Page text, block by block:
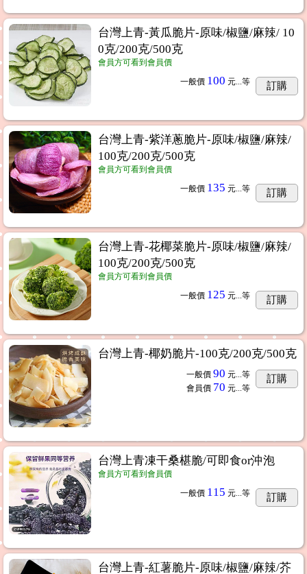
台灣上青-黃瓜脆片-原味/椒鹽/麻辣/ 10
0克/200克/500克
會員方可看到會員價
一般價 100 元...等 訂購
台灣上青-紫洋蔥脆片-原味/椒鹽/麻辣/
100克/200克/500克
會員方可看到會員價
一般價 135 元...等 訂購
台灣上青-花椰菜脆片-原味/椒鹽/麻辣/
100克/200克/500克
會員方可看到會員價
一般價 125 元...等 訂購
台灣上青-椰奶脆片-100克/200克/500克
一般價 90 元...等
會員價 70 元...等
訂購
台灣上青凍干桑椹脆/可即食or沖泡
會員方可看到會員價
一般價 115 元...等 訂購
台灣上青-紅薯脆片-原味/椒鹽/麻辣/芥